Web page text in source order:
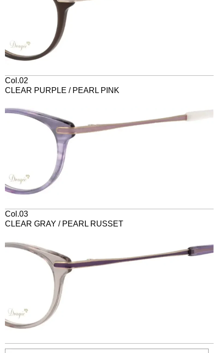
Col.02
CLEAR PURPLE / PEARL PINK
Col.03
CLEAR GRAY / PEARL RUSSET